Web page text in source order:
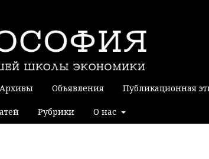
Архивы Объявления Публикационная
Рубрики О нас